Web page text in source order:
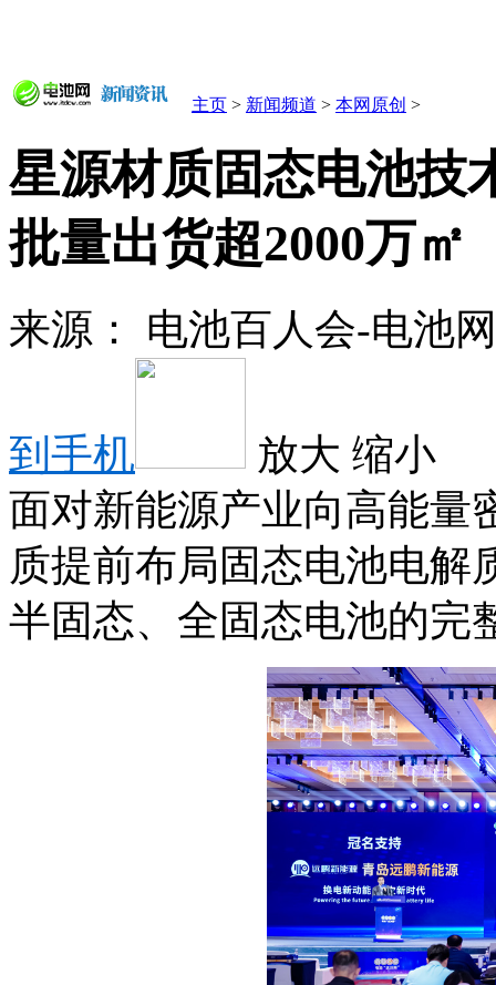
主页 > 新闻频道 > 本网原创 >
星源材质固态电池技
批量出货超2000万㎡
来源： 电池百人会-电池
到手机 放大 缩小
面对新能源产业向高能量
质提前布局固态电池电解
半固态、全固态电池的完